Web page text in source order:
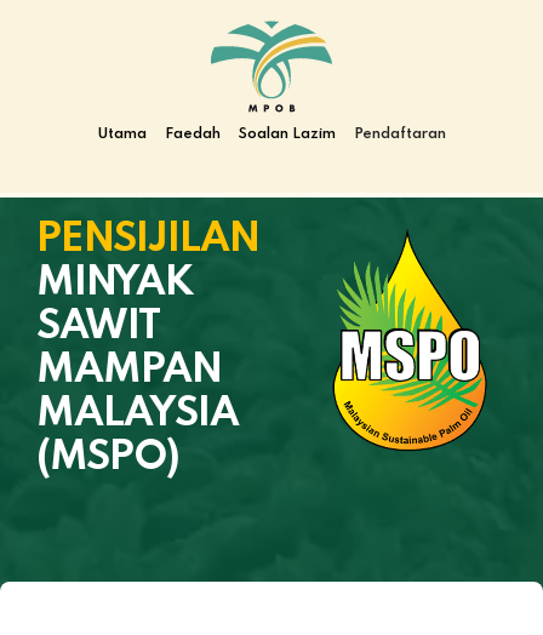
Utama Faedah Soalan Lazim Pendaftaran
PENSIJILAN
MINYAK
SAWIT
MAMPAN
MALAYSIA
(MSPO)